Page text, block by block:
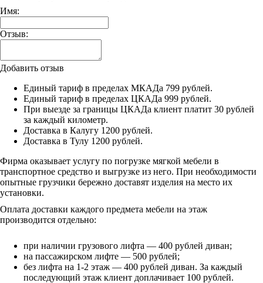
Имя:
Отзыв:
Добавить отзыв
Единый тариф в пределах МКАДа 799 рублей.
Единый тариф в пределах ЦКАДа 999 рублей.
При выезде за границы ЦКАДа клиент платит 30 рублей
за каждый километр.
Доставка в Калугу 1200 рублей.
Доставка в Тулу 1200 рублей.
Фирма оказывает услугу по погрузке мягкой мебели в
транспортное средство и выгрузке из него. При необходимости
опытные грузчики бережно доставят изделия на место их
установки.
Оплата доставки каждого предмета мебели на этаж
производится отдельно:
при наличии грузового лифта — 400 рублей диван;
на пассажирском лифте — 500 рублей;
без лифта на 1-2 этаж — 400 рублей диван. За каждый
последующий этаж клиент доплачивает 100 рублей.